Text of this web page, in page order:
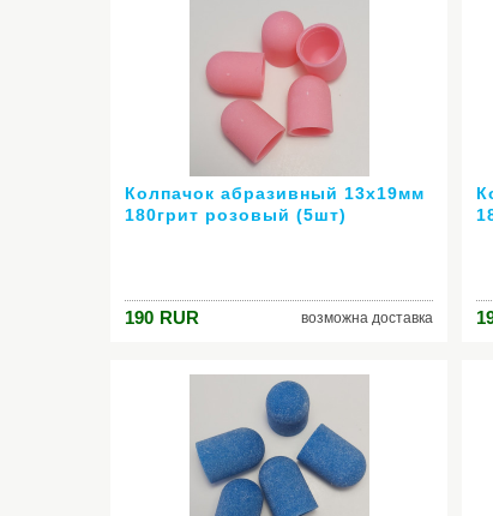
Колпачок абразивный 13х19мм
180грит розовый (5шт)
190 RUR возможна доставка